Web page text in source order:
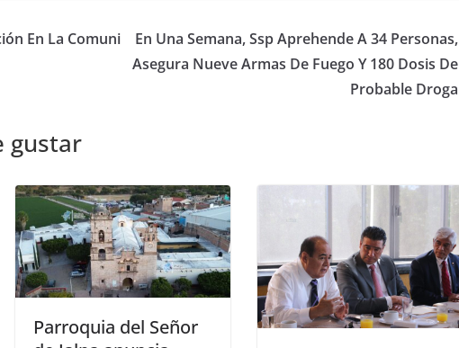
En La Comuni
En Una Semana, Ssp Aprehende A 34 Personas,
Asegura Nueve Armas De Fuego Y 180 Dosis De
Probable Droga
gustar
Parroquia del Señor